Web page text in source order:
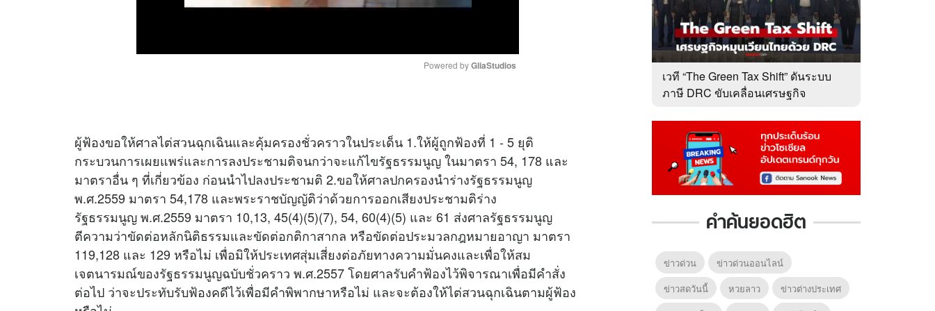
t
e
Powered by GliaStudios
ผู้ฟ้องขอให้ศาลไต่สวนฉุกเฉินและคุ้มครองชั่วคราวในประเด็น 1.ให้ผู้ถูกฟ้องที่ 1 - 5 ยุติ
กระบวนการเผยแพร่และการลงประชามติจนกว่าจะแก้ไขรัฐธรรมนูญ ในมาตรา 54, 178 และ
มาตราอื่น ๆ ที่เกี่ยวข้อง ก่อนนำไปลงประชามติ 2.ขอให้ศาลปกครองนำร่างรัฐธรรมนูญ
พ.ศ.2559 มาตรา 54,178 และพระราชบัญญัติว่าด้วยการออกเสียงประชามติร่าง
รัฐธรรมนูญ พ.ศ.2559 มาตรา 10,13, 45(4)(5)(7), 54, 60(4)(5) และ 61 ส่งศาลรัฐธรรมนูญ
ตีความว่าขัดต่อหลักนิติธรรมและขัดต่อกติกาสากล หรือขัดต่อประมวลกฎหมายอาญา มาตรา
119,128 และ 129 หรือไม่ เพื่อมิให้ประเทศสุ่มเสี่ยงต่อภัยทางความมั่นคงและเพื่อให้สม
เจตนารมณ์ของรัฐธรรมนูญฉบับชั่วคราว พ.ศ.2557 โดยศาลรับคำฟ้องไว้พิจารณาเพื่อมีคำสั่ง
ต่อไป ว่าจะประทับรับฟ้องคดีไว้เพื่อมีคำพิพากษาหรือไม่ และจะต้องให้ไต่สวนฉุกเฉินตามผู้ฟ้อง
เวที “The Green Tax Shift” ดันระบบ
ภาษี DRC ขับเคลื่อนเศรษฐกิจ
คำค้นยอดฮิต
ข่าวด่วน
ข่าวด่วนออนไลน์
ข่าวสดวันนี้
หวยลาว
ข่าวต่างประเทศ